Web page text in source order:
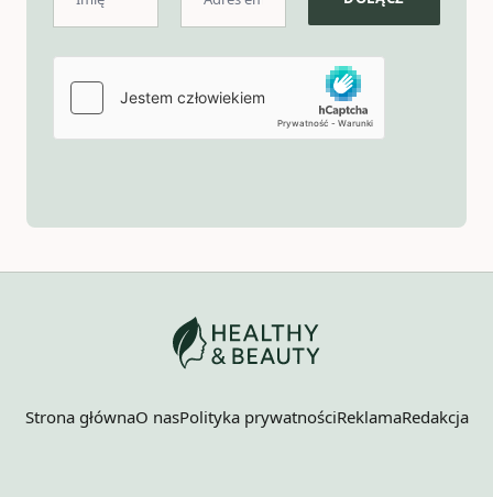
Strona głównaO nasPolityka prywatnościReklamaRedakcja